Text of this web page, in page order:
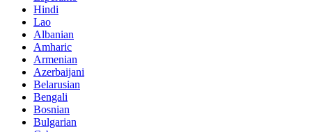
Hindi
Lao
Albanian
Amharic
Armenian
Azerbaijani
Belarusian
Bengali
Bosnian
Bulgarian